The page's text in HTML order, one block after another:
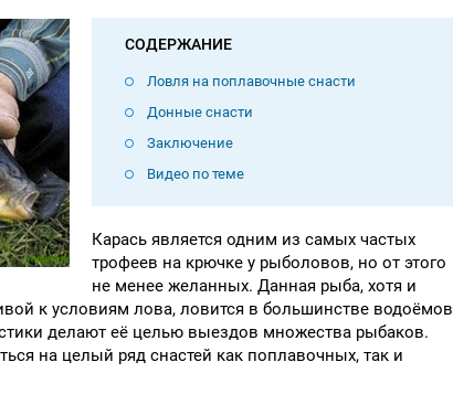
СОДЕРЖАНИЕ
Ловля на поплавочные снасти
Донные снасти
Заключение
Видео по теме
Карась является одним из самых частых
трофеев на крючке у рыболовов, но от этого
не менее желанных. Данная рыба, хотя и
к условиям лова, ловится в большинстве водоёмов
делают её целью выездов множества рыбаков.
на целый ряд снастей как поплавочных, так и